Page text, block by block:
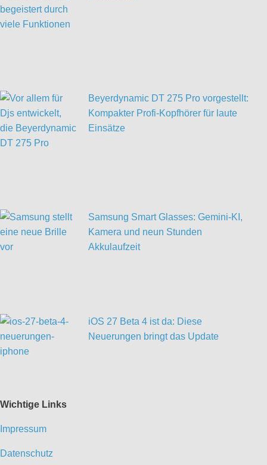
Beyerdynamic DT 275 Pro vorgestellt:
Kompakter Profi-Kopfhörer für laute
Einsätze
Samsung Smart Glasses: Gemini-KI,
Kamera und neun Stunden
Akkulaufzeit
iOS 27 Beta 4 ist da: Diese
Neuerungen bringt das Update
Wichtige Links
Impressum
Datenschutz